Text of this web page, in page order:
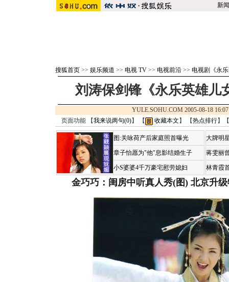
新闻
搜狐首页 >> 娱乐频道 >> 电视 TV >> 电视前沿 >> 电视剧《永
刘涛保剑锋《永乐英雄儿
YULE.SOHU.COM 2005-08-18
页面功能 【我来说两句(0)】 【 收藏本文 】 【热点排行】【
图:关咏荷产后家庭照首曝光
章子怡愿为"他"息影结婚生子
小S婆婆4千万豪宅慰劳媳妇
大牌明
蒋雯丽
林青霞
金巧巧：闺房中听真人秀(图) 北京升